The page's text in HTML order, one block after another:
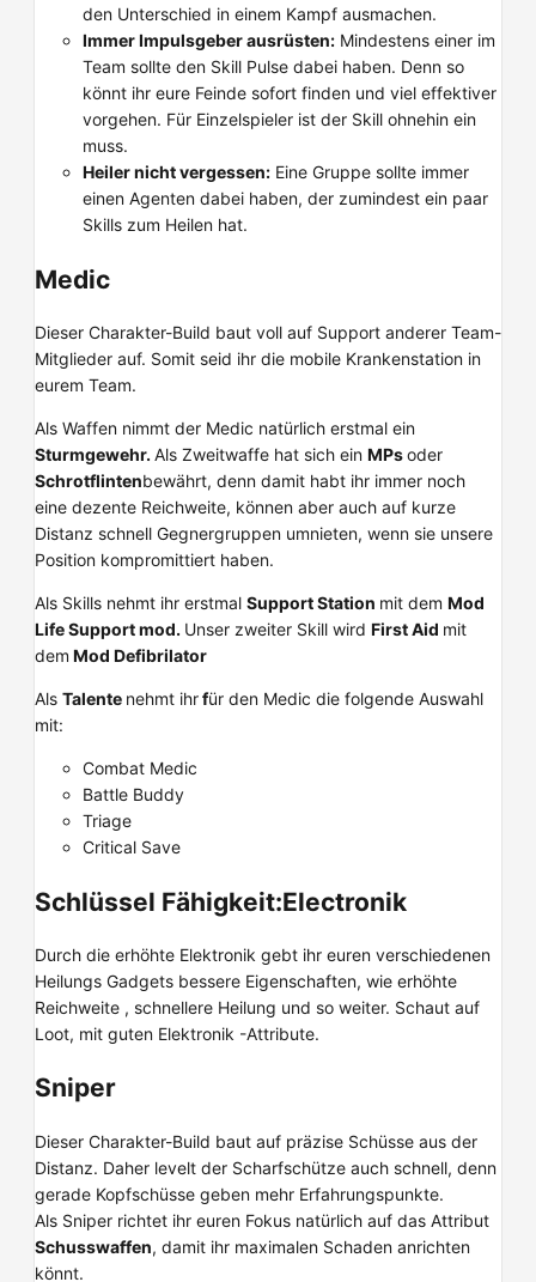
den Unterschied in einem Kampf ausmachen.
Immer Impulsgeber ausrüsten: Mindestens einer im
Team sollte den Skill Pulse dabei haben. Denn so
könnt ihr eure Feinde sofort finden und viel effektiver
vorgehen. Für Einzelspieler ist der Skill ohnehin ein
muss.
Heiler nicht vergessen: Eine Gruppe sollte immer
einen Agenten dabei haben, der zumindest ein paar
Skills zum Heilen hat.
Medic
Dieser Charakter-Build baut voll auf Support anderer Team-
Mitglieder auf. Somit seid ihr die mobile Krankenstation in
eurem Team.
Als Waffen nimmt der Medic natürlich erstmal ein
Sturmgewehr. Als Zweitwaffe hat sich ein MPsoder
Schrotflintenbewährt, denn damit habt ihr immer noch
eine dezente Reichweite, können aber auch auf kurze
Distanz schnell Gegnergruppen umnieten, wenn sie unsere
Position kompromittiert haben.
Als Skills nehmt ihr erstmal Support Station mit dem Mod
Life Support mod. Unser zweiter Skill wird First Aid mit
dem Mod Defibrilator
Als Talente nehmt ihrfür den Medic die folgende Auswahl
mit:
Combat Medic
Battle Buddy
Triage
Critical Save
Schlüssel Fähigkeit:Electronik
Durch die erhöhte Elektronik gebt ihr euren verschiedenen
Heilungs Gadgets bessere Eigenschaften, wie erhöhte
Reichweite , schnellere Heilung und so weiter. Schaut auf
Loot, mit guten Elektronik -Attribute.
Sniper
Dieser Charakter-Build baut auf präzise Schüsse aus der
Distanz. Daher levelt der Scharfschütze auch schnell, denn
gerade Kopfschüsse geben mehr Erfahrungspunkte.
Als Sniper richtet ihr euren Fokus natürlich auf das Attribut
Schusswaffen, damit ihr maximalen Schaden anrichten
könnt.